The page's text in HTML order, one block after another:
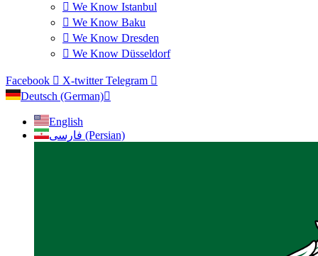
We Know Istanbul
We Know Baku
We Know Dresden
We Know Düsseldorf
Facebook X-twitter Telegram
Deutsch (German)
English
فارسی (Persian)